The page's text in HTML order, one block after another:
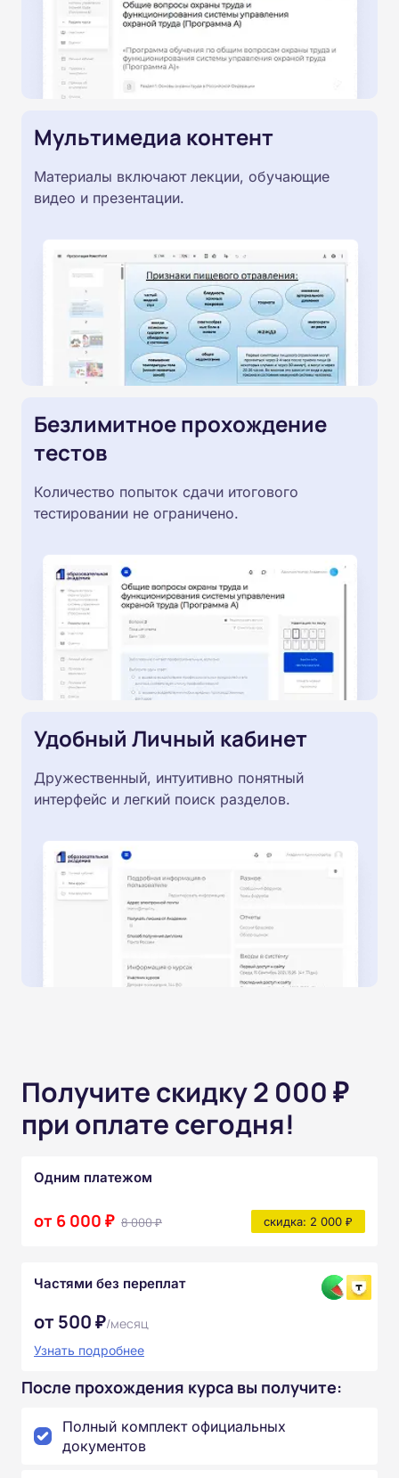
Мультимедиа контент
Материалы включают лекции, обучающие
видео и презентации.
Безлимитное прохождение
тестов
Количество попыток сдачи итогового
тестировании не ограничено.
Удобный Личный кабинет
Дружественный, интуитивно понятный
интерфейс и легкий поиск разделов.
Получите скидку 2 000 ₽
при оплате сегодня!
Одним платежом
от 6 000 ₽ 8 000 ₽ скидка: 2 000 ₽
Частями без переплат
от 500 ₽/месяц
Узнать подробнее
После прохождения курса вы получите:
Полный комплект официальных
документов